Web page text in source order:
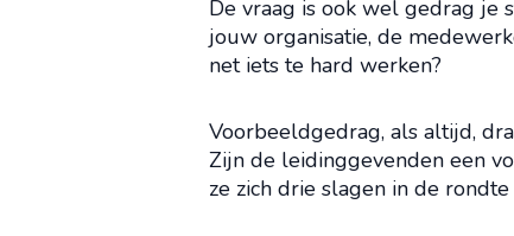
De vraag is ook wel gedrag je
jouw organisatie, de
net iets te hard werken?
Voorbeeldgedrag, als altijd,
Zijn de leidinggevenden een
ze zich drie slagen in de